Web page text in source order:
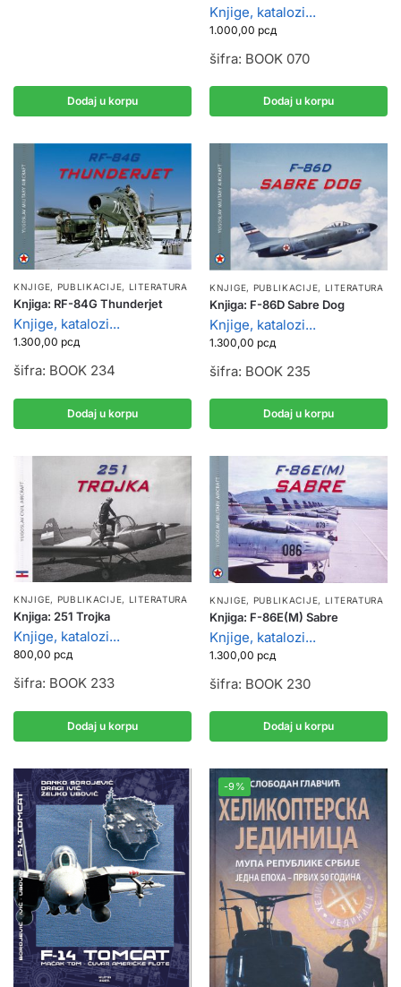
Dodaj u korpu
Knjige, katalozi...
1.000,00 рсд
šifra: BOOK 070
Dodaj u korpu
KNJIGE, PUBLIKACIJE, LITERATURA
Knjiga: RF-84G Thunderjet
Knjige, katalozi...
1.300,00 рсд
šifra: BOOK 234
Dodaj u korpu
KNJIGE, PUBLIKACIJE, LITERATURA
Knjiga: F-86D Sabre Dog
Knjige, katalozi...
1.300,00 рсд
šifra: BOOK 235
Dodaj u korpu
KNJIGE, PUBLIKACIJE, LITERATURA
Knjiga: 251 Trojka
Knjige, katalozi...
800,00 рсд
šifra: BOOK 233
Dodaj u korpu
KNJIGE, PUBLIKACIJE, LITERATURA
Knjiga: F-86E(M) Sabre
Knjige, katalozi...
1.300,00 рсд
šifra: BOOK 230
Dodaj u korpu
-9%